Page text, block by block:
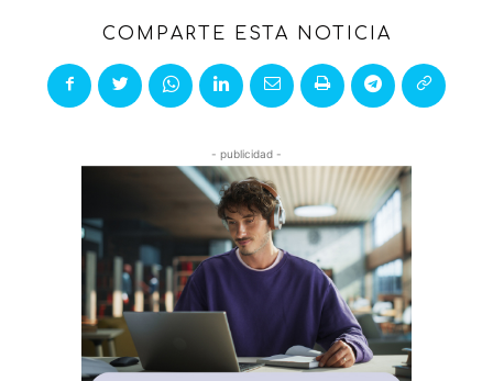
COMPARTE ESTA NOTICIA
- publicidad -